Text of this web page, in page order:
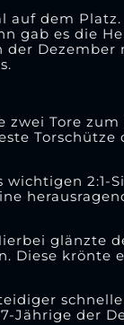
dem Platz.
gab es die
der
zwei Tore
Torschütze
wichtigen 2:1-
glänzte
Diese krönte
Jährige der